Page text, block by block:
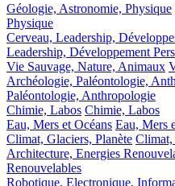
Géologie, Astronomie, Physique
Physique
Cerveau, Leadership,
Leadership, Développement
Vie Sauvage, Nature, Animaux
Archéologie, Paléontologie,
Paléontologie, Anthropologie
Chimie, Labos Chimie, Labos
Eau, Mers et Océans Eau, Mers
Climat, Glaciers, Planète Climat,
Architecture, Energies
Renouvelables
Robotique, Electronique,